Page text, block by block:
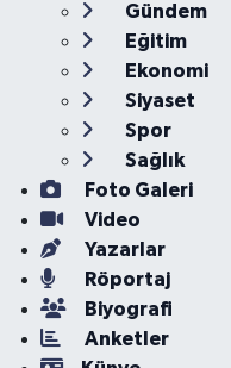
Gündem
Eğitim
Ekonomi
Siyaset
Spor
Sağlık
Foto Galeri
Video
Yazarlar
Röportaj
Biyografi
Anketler